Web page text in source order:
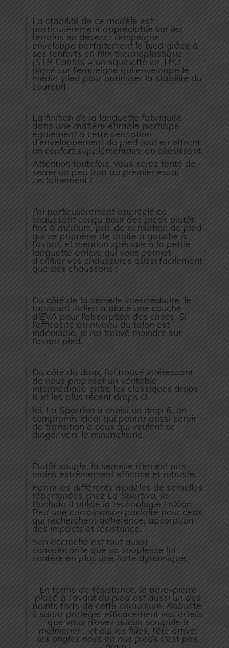
La stabilité de ce modèle est
particulièrement appréciable sur les
terrains en dévers : l’empeigne
enveloppe parfaitement le pied grâce à
ses renforts en film thermoplastique
(STB Control = un squelette en TPU
placé sur l’empeigne qui enveloppe le
médio-pied pour optimiser la stabilité du
coureur).
La finition de la languette fabriquée
dans une matière étirable participe
également à cette sensation
d’enveloppement du pied tout en offrant
un confort supplémentaire au chaussant.
Attention toutefois, vous serez tenté de
serrer un peu trop au premier essai
certainement !
J’ai particulièrement apprécié ce
chaussant conçu pour des pieds plutôt
fins à médium, pas de sensation de pied
qui se promène de droite à gauche à
l’avant, et mention spéciale à la petite
languette arrière qui vous permet
d’enfiler vos chaussures aussi facilement
que des chaussons !
Du côté de la semelle intermédiaire, le
fabricant italien a placé une couche
d’EVA pour l’absorption des chocs. Si
l’efficacité au niveau du talon est
indéniable, je l’ai trouvé moindre sur
l’avant pied.
Du côté du drop, j’ai trouvé intéressant
de nous proposer un véritable
intermédiaire entre les classiques drops
8 et les plus récent drops O.
Ici, La Sportiva a choisi un drop 6, un
compromis idéal qui pourra aussi servir
de transition à ceux qui veulent se
diriger vers le minimalisme.
Plutôt souple, la semelle n’en est pas
moins extrêmement efficace et robuste.
Parmi les différents modèles de semelles
répertoriées chez La Sportiva, la
Bushido II utilise la technologie FriXion
Red une combinaison parfaite pour ceux
qui recherchent adhérence, absorption
des impacts et résistance.
Son accroche est tout aussi
convaincante que sa souplesse lui
confère en plus une forte dynamique.
En terme de résistance, le pare-pierre
placé à l’avant du pied est aussi un des
points forts de cette chaussure. Robuste,
il saura protéger efficacement vos orteils
que vous n’avez aucun scrupule à
malmener… et oui les filles, l’été arrive,
les ongles noirs en nus pieds c’est pas